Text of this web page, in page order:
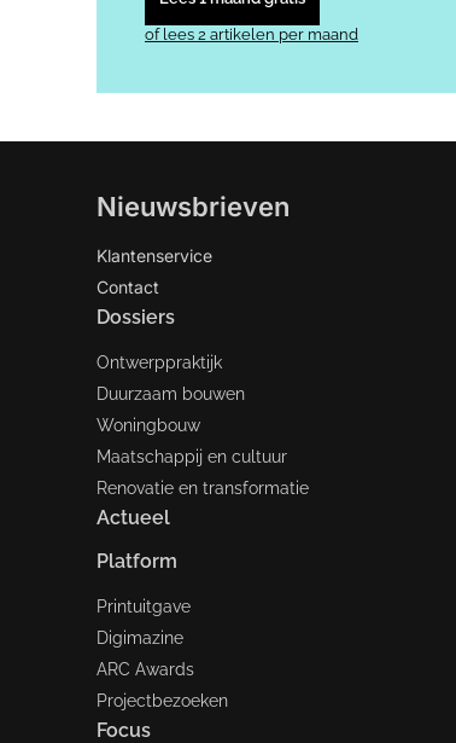
of lees 2 artikelen per maand
Nieuwsbrieven
Klantenservice
Contact
Dossiers
Ontwerppraktijk
Duurzaam bouwen
Woningbouw
Maatschappij en cultuur
Renovatie en transformatie
Actueel
Platform
Printuitgave
Digimazine
ARC Awards
Projectbezoeken
Focus